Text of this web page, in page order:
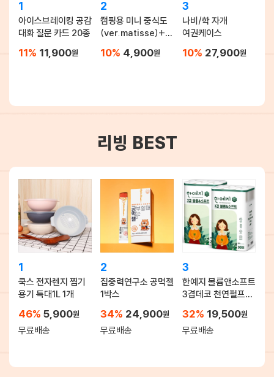
1
아이스브레이킹 공감
대화 질문 카드 20종
11% 11,900원
2
캠핑용 미니 중식도
(ver.matisse)+칼
10% 4,900원
3
나비/학 자개
여권케이스
10% 27,900원
리빙 BEST
1
쿡스 전자렌지 찜기
용기 특대1L 1개
46% 5,900원
무료배송
2
집중력연구소 공먹젤
1박스
34% 24,900원
무료배송
3
한예지 볼륨앤소프트
3겹데코 천연펄프
32% 19,500원
무료배송